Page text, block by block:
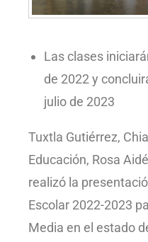
Las clases
de 2022 y
julio de 2023
Tuxtla Gutiérrez,
Educación, Rosa
realizó la
Escolar 2022-2023
Media en el estado